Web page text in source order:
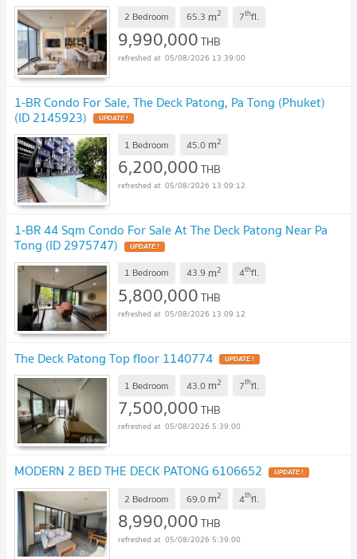
2 Bedroom 65.3 m2 7thfl.
9,990,000THB
05/08/2026 13:39:00
1-BR Condo For Sale, The Deck Patong, Pa Tong (Phuket)
(ID 2145923)
1 Bedroom 45.0 m2
6,200,000THB
05/08/2026 13:09:12
1-BR 44 Sqm Condo For Sale At The Deck Patong Near Pa
Tong (ID 2975747)
1 Bedroom 43.9 m2 4thfl.
5,800,000THB
05/08/2026 13:09:12
The Deck Patong Top floor 1140774
1 Bedroom 43.0 m2 7thfl.
7,500,000THB
05/08/2026 5:39:00
MODERN 2 BED THE DECK PATONG 6106652
2 Bedroom 69.0 m2 4thfl.
8,990,000THB
05/08/2026 5:39:00